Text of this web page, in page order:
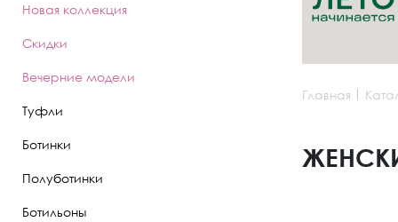
Новая
Новая
Новая коллекция
Скидки
Вечерние модели
Туфли
Ботинки
Полуботинки
Ботильоны
Главная